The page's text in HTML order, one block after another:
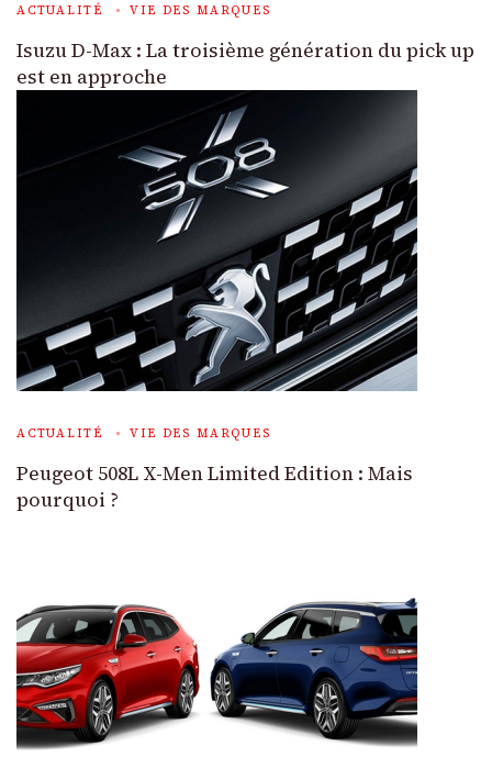
ACTUALITÉ VIE DES MARQUES
Isuzu D-Max : La troisième génération du pick up
est en approche
ACTUALITÉ VIE DES MARQUES
Peugeot 508L X-Men Limited Edition : Mais
pourquoi ?